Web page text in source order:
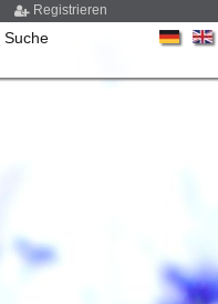
Registrieren
Suche